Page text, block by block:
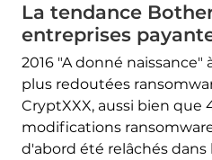
La tendance
entreprises
2016 "A donné naissance"
plus redoutées
CryptXXX, aussi bien que
modifications
d'abord été relâchés